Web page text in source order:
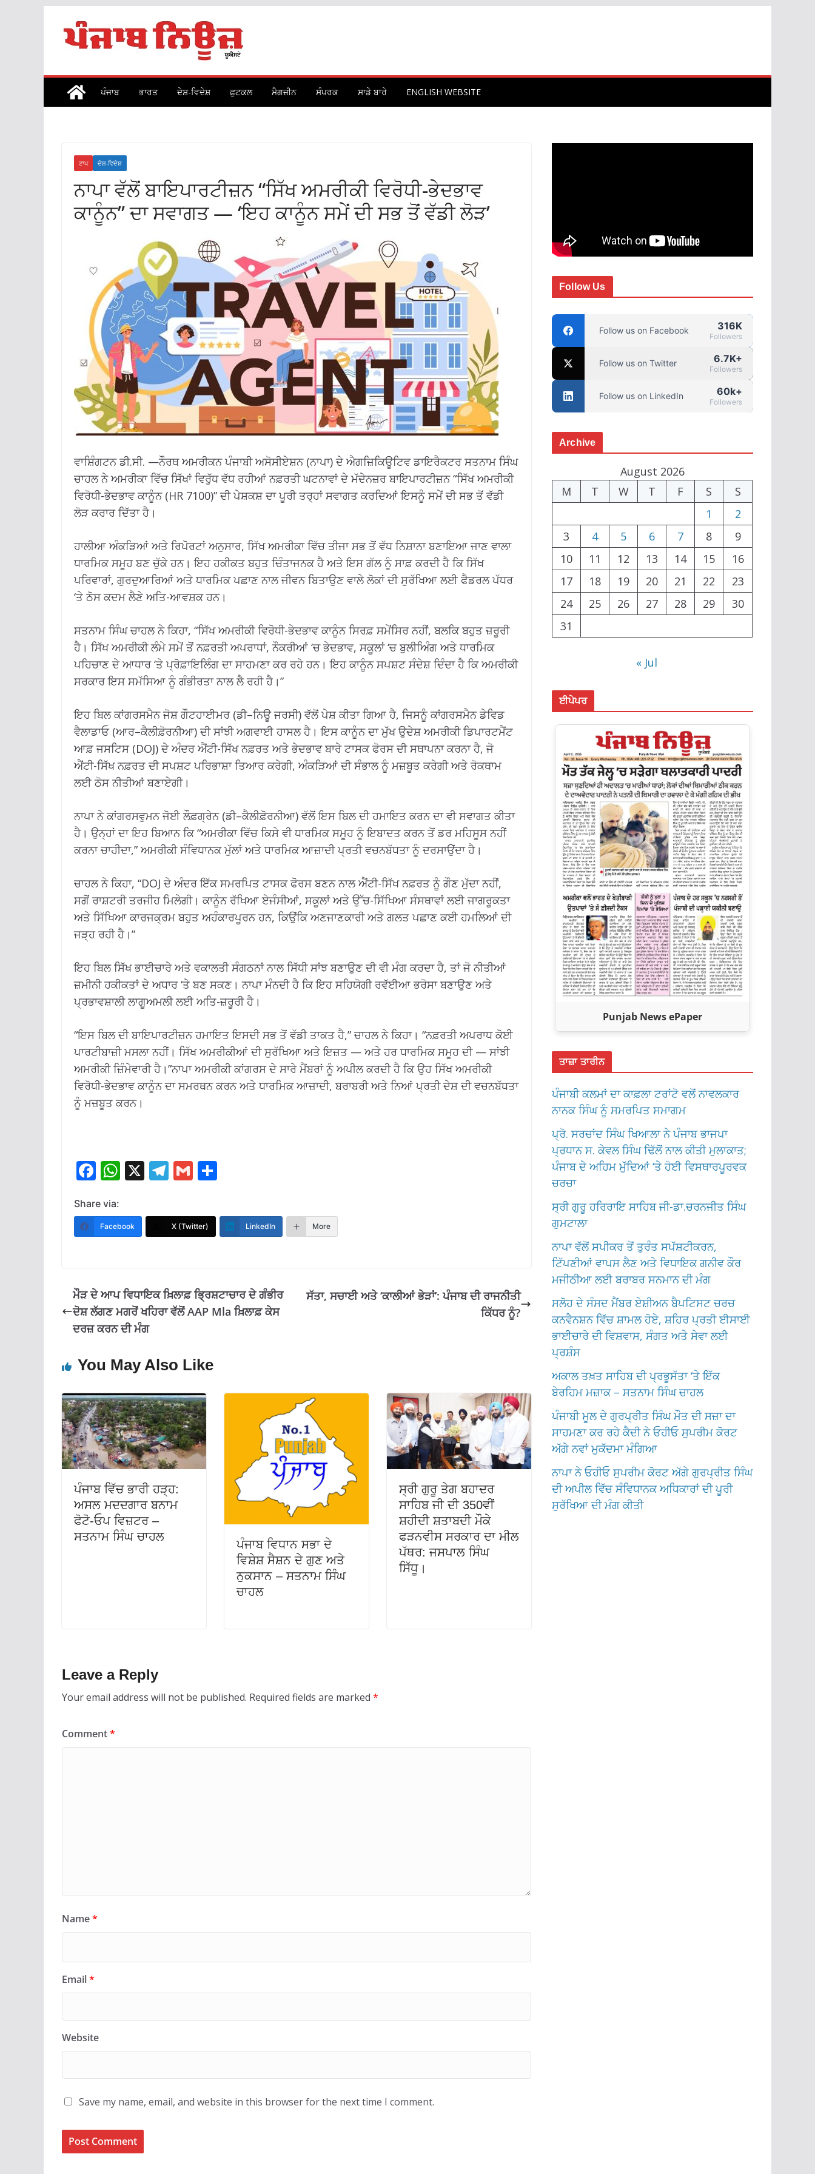
content
ਪੰਜਾਬ ਭਾਰਤ ਦੇਸ਼-ਵਿਦੇਸ਼ ਫ਼ੁਟਕਲ ਮੈਗਜ਼ੀਨ ਸੰਪਰਕ ਸਾਡੇ ਬਾਰੇ ENGLISH WEBSITE
ਟਾਪ ਦੇਸ਼-ਵਿਦੇਸ਼
ਨਾਪਾ ਵੱਲੋਂ ਬਾਇਪਾਰਟੀਜ਼ਨ “ਸਿੱਖ ਅਮਰੀਕੀ ਵਿਰੋਧੀ-ਭੇਦਭਾਵ
ਕਾਨੂੰਨ” ਦਾ ਸਵਾਗਤ — ‘ਇਹ ਕਾਨੂੰਨ ਸਮੇਂ ਦੀ ਸਭ ਤੋਂ ਵੱਡੀ ਲੋੜ’
ਵਾਸ਼ਿੰਗਟਨ ਡੀ.ਸੀ. —ਨੌਰਥ ਅਮਰੀਕਨ ਪੰਜਾਬੀ ਅਸੋਸੀਏਸ਼ਨ (ਨਾਪਾ) ਦੇ ਐਗਜ਼ਿਕਿਊਟਿਵ ਡਾਇਰੈਕਟਰ ਸਤਨਾਮ ਸਿੰਘ
ਚਾਹਲ ਨੇ ਅਮਰੀਕਾ ਵਿੱਚ ਸਿੱਖਾਂ ਵਿਰੁੱਧ ਵੱਧ ਰਹੀਆਂ ਨਫ਼ਰਤੀ ਘਟਨਾਵਾਂ ਦੇ ਮੱਦੇਨਜ਼ਰ ਬਾਇਪਾਰਟੀਜ਼ਨ “ਸਿੱਖ ਅਮਰੀਕੀ
ਵਿਰੋਧੀ-ਭੇਦਭਾਵ ਕਾਨੂੰਨ (HR 7100)” ਦੀ ਪੇਸ਼ਕਸ਼ ਦਾ ਪੂਰੀ ਤਰ੍ਹਾਂ ਸਵਾਗਤ ਕਰਦਿਆਂ ਇਸਨੂੰ ਸਮੇਂ ਦੀ ਸਭ ਤੋਂ ਵੱਡੀ
ਲੋੜ ਕਰਾਰ ਦਿੱਤਾ ਹੈ।
ਹਾਲੀਆ ਅੰਕੜਿਆਂ ਅਤੇ ਰਿਪੋਰਟਾਂ ਅਨੁਸਾਰ, ਸਿੱਖ ਅਮਰੀਕਾ ਵਿੱਚ ਤੀਜਾ ਸਭ ਤੋਂ ਵੱਧ ਨਿਸ਼ਾਨਾ ਬਣਾਇਆ ਜਾਣ ਵਾਲਾ
ਧਾਰਮਿਕ ਸਮੂਹ ਬਣ ਚੁੱਕੇ ਹਨ। ਇਹ ਹਕੀਕਤ ਬਹੁਤ ਚਿੰਤਾਜਨਕ ਹੈ ਅਤੇ ਇਸ ਗੱਲ ਨੂੰ ਸਾਫ਼ ਕਰਦੀ ਹੈ ਕਿ ਸਿੱਖ
ਪਰਿਵਾਰਾਂ, ਗੁਰਦੁਆਰਿਆਂ ਅਤੇ ਧਾਰਮਿਕ ਪਛਾਣ ਨਾਲ ਜੀਵਨ ਬਿਤਾਉਣ ਵਾਲੇ ਲੋਕਾਂ ਦੀ ਸੁਰੱਖਿਆ ਲਈ ਫੈਡਰਲ ਪੱਧਰ
‘ਤੇ ਠੋਸ ਕਦਮ ਲੈਣੇ ਅਤਿ-ਆਵਸ਼ਕ ਹਨ।
ਸਤਨਾਮ ਸਿੰਘ ਚਾਹਲ ਨੇ ਕਿਹਾ, “ਸਿੱਖ ਅਮਰੀਕੀ ਵਿਰੋਧੀ-ਭੇਦਭਾਵ ਕਾਨੂੰਨ ਸਿਰਫ਼ ਸਮੇਂਸਿਰ ਨਹੀਂ, ਬਲਕਿ ਬਹੁਤ ਜ਼ਰੂਰੀ
ਹੈ। ਸਿੱਖ ਅਮਰੀਕੀ ਲੰਮੇ ਸਮੇਂ ਤੋਂ ਨਫ਼ਰਤੀ ਅਪਰਾਧਾਂ, ਨੌਕਰੀਆਂ ‘ਚ ਭੇਦਭਾਵ, ਸਕੂਲਾਂ ‘ਚ ਬੁਲੀਅਿੰਗ ਅਤੇ ਧਾਰਮਿਕ
ਪਹਿਚਾਣ ਦੇ ਆਧਾਰ ‘ਤੇ ਪ੍ਰੋਫ਼ਾਇਲਿੰਗ ਦਾ ਸਾਹਮਣਾ ਕਰ ਰਹੇ ਹਨ। ਇਹ ਕਾਨੂੰਨ ਸਪਸ਼ਟ ਸੰਦੇਸ਼ ਦਿੰਦਾ ਹੈ ਕਿ ਅਮਰੀਕੀ
ਸਰਕਾਰ ਇਸ ਸਮੱਸਿਆ ਨੂੰ ਗੰਭੀਰਤਾ ਨਾਲ ਲੈ ਰਹੀ ਹੈ।”
ਇਹ ਬਿਲ ਕਾਂਗਰਸਮੈਨ ਜੋਸ਼ ਗੌਟਹਾਈਮਰ (ਡੀ–ਨਿਊ ਜਰਸੀ) ਵੱਲੋਂ ਪੇਸ਼ ਕੀਤਾ ਗਿਆ ਹੈ, ਜਿਸਨੂੰ ਕਾਂਗਰਸਮੈਨ ਡੇਵਿਡ
ਵੈਲਾਡਾਓ (ਆਰ–ਕੈਲੀਫ਼ੋਰਨੀਆ) ਦੀ ਸਾਂਝੀ ਅਗਵਾਈ ਹਾਸਲ ਹੈ। ਇਸ ਕਾਨੂੰਨ ਦਾ ਮੁੱਖ ਉਦੇਸ਼ ਅਮਰੀਕੀ ਡਿਪਾਰਟਮੈਂਟ
ਆਫ਼ ਜਸਟਿਸ (DOJ) ਦੇ ਅੰਦਰ ਐਂਟੀ-ਸਿੱਖ ਨਫ਼ਰਤ ਅਤੇ ਭੇਦਭਾਵ ਬਾਰੇ ਟਾਸਕ ਫੋਰਸ ਦੀ ਸਥਾਪਨਾ ਕਰਨਾ ਹੈ, ਜੋ
ਐਂਟੀ-ਸਿੱਖ ਨਫ਼ਰਤ ਦੀ ਸਪਸ਼ਟ ਪਰਿਭਾਸ਼ਾ ਤਿਆਰ ਕਰੇਗੀ, ਅੰਕੜਿਆਂ ਦੀ ਸੰਭਾਲ ਨੂੰ ਮਜ਼ਬੂਤ ਕਰੇਗੀ ਅਤੇ ਰੋਕਥਾਮ
ਲਈ ਠੋਸ ਨੀਤੀਆਂ ਬਣਾਏਗੀ।
ਨਾਪਾ ਨੇ ਕਾਂਗਰਸਵੁਮਨ ਜੋਈ ਲੌਫ਼ਗ੍ਰੇਨ (ਡੀ–ਕੈਲੀਫ਼ੋਰਨੀਆ) ਵੱਲੋਂ ਇਸ ਬਿਲ ਦੀ ਹਮਾਇਤ ਕਰਨ ਦਾ ਵੀ ਸਵਾਗਤ ਕੀਤਾ
ਹੈ। ਉਨ੍ਹਾਂ ਦਾ ਇਹ ਬਿਆਨ ਕਿ “ਅਮਰੀਕਾ ਵਿੱਚ ਕਿਸੇ ਵੀ ਧਾਰਮਿਕ ਸਮੂਹ ਨੂੰ ਇਬਾਦਤ ਕਰਨ ਤੋਂ ਡਰ ਮਹਿਸੂਸ ਨਹੀਂ
ਕਰਨਾ ਚਾਹੀਦਾ,” ਅਮਰੀਕੀ ਸੰਵਿਧਾਨਕ ਮੁੱਲਾਂ ਅਤੇ ਧਾਰਮਿਕ ਆਜ਼ਾਦੀ ਪ੍ਰਤੀ ਵਚਨਬੱਧਤਾ ਨੂੰ ਦਰਸਾਉਂਦਾ ਹੈ।
ਚਾਹਲ ਨੇ ਕਿਹਾ, “DOJ ਦੇ ਅੰਦਰ ਇੱਕ ਸਮਰਪਿਤ ਟਾਸਕ ਫੋਰਸ ਬਣਨ ਨਾਲ ਐਂਟੀ-ਸਿੱਖ ਨਫ਼ਰਤ ਨੂੰ ਗੌਣ ਮੁੱਦਾ ਨਹੀਂ,
ਸਗੋਂ ਰਾਸ਼ਟਰੀ ਤਰਜੀਹ ਮਿਲੇਗੀ। ਕਾਨੂੰਨ ਰੱਖਿਆ ਏਜੰਸੀਆਂ, ਸਕੂਲਾਂ ਅਤੇ ਉੱਚ-ਸਿੱਖਿਆ ਸੰਸਥਾਵਾਂ ਲਈ ਜਾਗਰੂਕਤਾ
ਅਤੇ ਸਿੱਖਿਆ ਕਾਰਜਕ੍ਰਮ ਬਹੁਤ ਅਹੰਕਾਰਪੂਰਨ ਹਨ, ਕਿਉਂਕਿ ਅਣਜਾਣਕਾਰੀ ਅਤੇ ਗਲਤ ਪਛਾਣ ਕਈ ਹਮਲਿਆਂ ਦੀ
ਜੜ੍ਹ ਰਹੀ ਹੈ।”
ਇਹ ਬਿਲ ਸਿੱਖ ਭਾਈਚਾਰੇ ਅਤੇ ਵਕਾਲਤੀ ਸੰਗਠਨਾਂ ਨਾਲ ਸਿੱਧੀ ਸਾਂਝ ਬਣਾਉਣ ਦੀ ਵੀ ਮੰਗ ਕਰਦਾ ਹੈ, ਤਾਂ ਜੋ ਨੀਤੀਆਂ
ਜ਼ਮੀਨੀ ਹਕੀਕਤਾਂ ਦੇ ਅਧਾਰ ‘ਤੇ ਬਣ ਸਕਣ। ਨਾਪਾ ਮੰਨਦੀ ਹੈ ਕਿ ਇਹ ਸਹਿਯੋਗੀ ਰਵੱਈਆ ਭਰੋਸਾ ਬਣਾਉਣ ਅਤੇ
ਪ੍ਰਭਾਵਸ਼ਾਲੀ ਲਾਗੂਅਮਲੀ ਲਈ ਅਤਿ-ਜ਼ਰੂਰੀ ਹੈ।
“ਇਸ ਬਿਲ ਦੀ ਬਾਇਪਾਰਟੀਜ਼ਨ ਹਮਾਇਤ ਇਸਦੀ ਸਭ ਤੋਂ ਵੱਡੀ ਤਾਕਤ ਹੈ,” ਚਾਹਲ ਨੇ ਕਿਹਾ। “ਨਫ਼ਰਤੀ ਅਪਰਾਧ ਕੋਈ
ਪਾਰਟੀਬਾਜ਼ੀ ਮਸਲਾ ਨਹੀਂ। ਸਿੱਖ ਅਮਰੀਕੀਆਂ ਦੀ ਸੁਰੱਖਿਆ ਅਤੇ ਇਜ਼ਤ — ਅਤੇ ਹਰ ਧਾਰਮਿਕ ਸਮੂਹ ਦੀ — ਸਾਂਝੀ
ਅਮਰੀਕੀ ਜ਼ਿੰਮੇਵਾਰੀ ਹੈ।”ਨਾਪਾ ਅਮਰੀਕੀ ਕਾਂਗਰਸ ਦੇ ਸਾਰੇ ਮੈਂਬਰਾਂ ਨੂੰ ਅਪੀਲ ਕਰਦੀ ਹੈ ਕਿ ਉਹ ਸਿੱਖ ਅਮਰੀਕੀ
ਵਿਰੋਧੀ-ਭੇਦਭਾਵ ਕਾਨੂੰਨ ਦਾ ਸਮਰਥਨ ਕਰਨ ਅਤੇ ਧਾਰਮਿਕ ਆਜ਼ਾਦੀ, ਬਰਾਬਰੀ ਅਤੇ ਨਿਆਂ ਪ੍ਰਤੀ ਦੇਸ਼ ਦੀ ਵਚਨਬੱਧਤਾ
ਨੂੰ ਮਜ਼ਬੂਤ ਕਰਨ।
F
e
b
k
W
at
s
p
X T
e
gr
G
ai
l
ar
e
Share via:
Facebook X (Twitter) LinkedIn More
ਮੌੜ ਦੇ ਆਪ ਵਿਧਾਇਕ ਖ਼ਿਲਾਫ਼ ਭ੍ਰਿਸ਼ਟਾਚਾਰ ਦੇ ਗੰਭੀਰ
ਦੋਸ਼ ਲੱਗਣ ਮਗਰੋਂ ਖਹਿਰਾ ਵੱਲੋਂ AAP Mla ਖ਼ਿਲਾਫ਼ ਕੇਸ
ਦਰਜ਼ ਕਰਨ ਦੀ ਮੰਗ
ਸੱਤਾ, ਸਚਾਈ ਅਤੇ ‘ਕਾਲੀਆਂ ਭੇੜਾਂ’: ਪੰਜਾਬ ਦੀ ਰਾਜਨੀਤੀ
ਕਿੱਧਰ ਨੂੰ?
You May Also Like
ਪੰਜਾਬ ਵਿੱਚ ਭਾਰੀ ਹੜ੍ਹ:
ਅਸਲ ਮਦਦਗਾਰ ਬਨਾਮ
ਫੋਟੋ-ਓਪ ਵਿਜ਼ਟਰ –
ਸਤਨਾਮ ਸਿੰਘ ਚਾਹਲ
ਪੰਜਾਬ ਵਿਧਾਨ ਸਭਾ ਦੇ
ਵਿਸ਼ੇਸ਼ ਸੈਸ਼ਨ ਦੇ ਗੁਣ ਅਤੇ
ਨੁਕਸਾਨ – ਸਤਨਾਮ ਸਿੰਘ
ਚਾਹਲ
ਸ੍ਰੀ ਗੁਰੂ ਤੇਗ ਬਹਾਦਰ
ਸਾਹਿਬ ਜੀ ਦੀ 350ਵੀਂ
ਸ਼ਹੀਦੀ ਸ਼ਤਾਬਦੀ ਮੌਕੇ
ਫੜਨਵੀਸ ਸਰਕਾਰ ਦਾ ਮੀਲ
ਪੱਥਰ: ਜਸਪਾਲ ਸਿੰਘ
ਸਿੱਧੂ।
Leave a Reply
Your email address will not be published. Required fields are marked *
Comment*
Name*
Email*
Website
Save my name, email, and website in this browser for the next time I comment.
Follow Us
Follow us on Facebook 316K
Followers
Follow us on Twitter 6.7K+
Followers
Follow us on LinkedIn 60k+
Followers
Archive
August 2026
M
T W T F S
S
1
2
3
4 5 6 7 8
9
10
11 12 13 14 15
16
17
18 19 20 21 22
23
24
25 26 27 28 29
30
31
« Jul
ਈਪੇਪਰ
Punjab News ePaper
ਤਾਜ਼ਾ ਤਾਰੀਨ
ਪੰਜਾਬੀ ਕਲਮਾਂ ਦਾ ਕਾਫ਼ਲਾ ਟਰਾਂਟੋ ਵਲੋਂ ਨਾਵਲਕਾਰ
ਨਾਨਕ ਸਿੰਘ ਨੂੰ ਸਮਰਪਿਤ ਸਮਾਗਮ
ਪ੍ਰੋ. ਸਰਚਾਂਦ ਸਿੰਘ ਖਿਆਲਾ ਨੇ ਪੰਜਾਬ ਭਾਜਪਾ
ਪ੍ਰਧਾਨ ਸ. ਕੇਵਲ ਸਿੰਘ ਢਿੱਲੋਂ ਨਾਲ ਕੀਤੀ ਮੁਲਾਕਾਤ;
ਪੰਜਾਬ ਦੇ ਅਹਿਮ ਮੁੱਦਿਆਂ ‘ਤੇ ਹੋਈ ਵਿਸਥਾਰਪੂਰਵਕ
ਚਰਚਾ
ਸ੍ਰੀ ਗੁਰੂ ਹਰਿਰਾਇ ਸਾਹਿਬ ਜੀ-ਡਾ.ਚਰਨਜੀਤ ਸਿੰਘ
ਗੁਮਟਾਲਾ
ਨਾਪਾ ਵੱਲੋਂ ਸਪੀਕਰ ਤੋਂ ਤੁਰੰਤ ਸਪੱਸ਼ਟੀਕਰਨ,
ਟਿੱਪਣੀਆਂ ਵਾਪਸ ਲੈਣ ਅਤੇ ਵਿਧਾਇਕ ਗਨੀਵ ਕੌਰ
ਮਜੀਠੀਆ ਲਈ ਬਰਾਬਰ ਸਨਮਾਨ ਦੀ ਮੰਗ
ਸਲੋਹ ਦੇ ਸੰਸਦ ਮੈਂਬਰ ਏਸ਼ੀਅਨ ਬੈਪਟਿਸਟ ਚਰਚ
ਕਨਵੈਨਸ਼ਨ ਵਿੱਚ ਸ਼ਾਮਲ ਹੋਏ, ਸ਼ਹਿਰ ਪ੍ਰਤੀ ਈਸਾਈ
ਭਾਈਚਾਰੇ ਦੀ ਵਿਸ਼ਵਾਸ, ਸੰਗਤ ਅਤੇ ਸੇਵਾ ਲਈ
ਪ੍ਰਸ਼ੰਸ
ਅਕਾਲ ਤਖ਼ਤ ਸਾਹਿਬ ਦੀ ਪ੍ਰਭੂਸੱਤਾ ‘ਤੇ ਇੱਕ
ਬੇਰਹਿਮ ਮਜ਼ਾਕ – ਸਤਨਾਮ ਸਿੰਘ ਚਾਹਲ
ਪੰਜਾਬੀ ਮੂਲ ਦੇ ਗੁਰਪ੍ਰੀਤ ਸਿੰਘ ਮੌਤ ਦੀ ਸਜ਼ਾ ਦਾ
ਸਾਹਮਣਾ ਕਰ ਰਹੇ ਕੈਦੀ ਨੇ ਓਹੀਓ ਸੁਪਰੀਮ ਕੋਰਟ
ਅੱਗੇ ਨਵਾਂ ਮੁਕੱਦਮਾ ਮੰਗਿਆ
ਨਾਪਾ ਨੇ ਓਹੀਓ ਸੁਪਰੀਮ ਕੋਰਟ ਅੱਗੇ ਗੁਰਪ੍ਰੀਤ ਸਿੰਘ
ਦੀ ਅਪੀਲ ਵਿੱਚ ਸੰਵਿਧਾਨਕ ਅਧਿਕਾਰਾਂ ਦੀ ਪੂਰੀ
ਸੁਰੱਖਿਆ ਦੀ ਮੰਗ ਕੀਤੀ